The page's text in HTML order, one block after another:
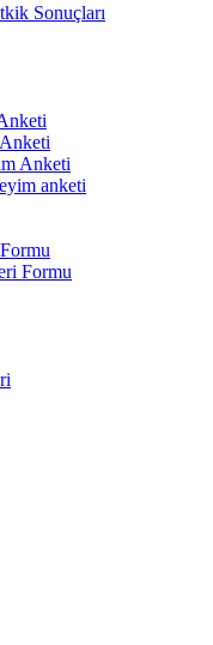
Sonuçları
Anketi
anketi
Formu